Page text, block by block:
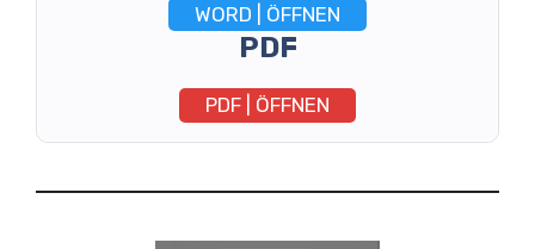
WORD | ÖFFNEN
PDF
PDF | ÖFFNEN